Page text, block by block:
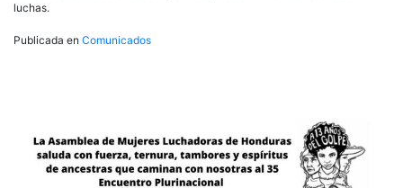
de
luchas.
Publicada en Comunicados